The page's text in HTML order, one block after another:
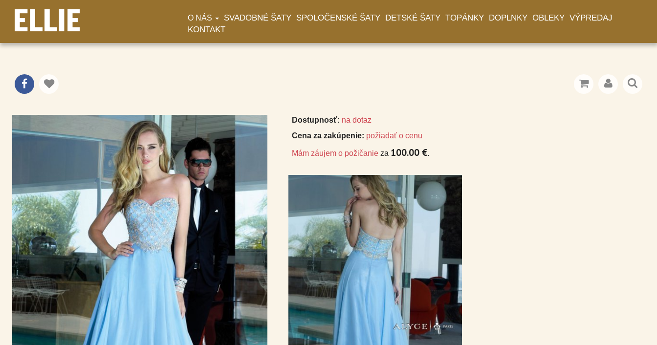
O NÁS SVADOBNÉ ŠATY SPOLOČENSKÉ ŠATY DETSKÉ ŠATY TOPÁNKY DOPLNKY OBLEKY VÝPREDAJ
KONTAKT
Dostupnosť: na dotaz
Cena za zakúpenie: požiadať o cenu
Mám záujem o požičanieza 100.00 €.